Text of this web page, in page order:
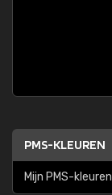
PMS-KLEUREN
Mijn PMS-kleuren